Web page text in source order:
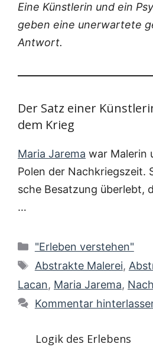
Eine Künst­le­rin und ein
geben eine uner­war­te­te
Antwort.
Der Satz einer
dem Krieg
Maria Jare­ma war Male­rin
Polen der Nach­kriegs­zeit.
sche Besat­zung über­lebt,
…
Kategorien
"Erleben verstehen"
Schlagwörter
Abstrakte Malerei,
Lacan, Maria Jarema,
Kommentar
Logik des Erlebens